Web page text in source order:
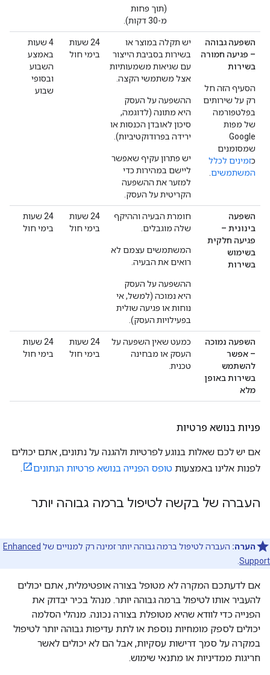
(תוך פחות
מ-30 דקות).
השפעה גבוהה
– פגיעה חמורה
בשירות
הסעיף הזה חל
רק על שירותים
בפלטפורמה
של מפות
Google
שמסומנים
כזמינים לכלל
המשתמשים
יש תקלה במוצר או
בשירות בסביבת הייצור
עם שגיאות משמעותיות
אצל משתמשי הקצה.
ההשפעה על העסק
היא מתונה (לדוגמה,
סיכון לאובדן הכנסות או
ירידה בפרודוקטיביות).
יש פתרון עקיף שאפשר
ליישם במהירות כדי
למזער את ההשפעה
הקריטית על העסק.
‫24 שעות
בימי חול
‫4 שעות
באמצע
השבוע
ובסופי
שבוע
השפעה
בינונית –
פגיעה חלקית
בשימוש
בשירות
חומרת הבעיה וההיקף
שלה מוגבלים.
המשתמשים עצמם לא
רואים את הבעיה.
ההשפעה על העסק
היא נמוכה (למשל, אי
נוחות או פגיעה שולית
בפעילויות העסק).
‫24 שעות
בימי חול
‫24 שעות
בימי חול
השפעה נמוכה
– אפשר
להשתמש
בשירות באופן
מלא
כמעט שאין השפעה על
העסק או מבחינה
טכנית.
‫24 שעות
בימי חול
‫24 שעות
בימי חול
פניות בנושא פרטיות
אם יש לכם שאלות בנוגע לפרטיות ולהגנה על נתונים, אתם יכולים
לפנות אלינו באמצעות טופס הפנייה בנושא פרטיות הנתונים .
העברה של בקשה לטיפול ברמה גבוהה יותר
הערה: העברה לטיפול ברמה גבוהה יותר זמינה רק למנויים של Enhanced
Support
אם לדעתכם המקרה לא מטופל בצורה אופטימלית, אתם יכולים
להעביר אותו לטיפול ברמה גבוהה יותר. מנהל בכיר יבדוק את
הפנייה כדי לוודא שהיא מטופלת בצורה נכונה. מנהלי הסלמה
יכולים לספק מומחיות נוספת או לתת עדיפות גבוהה יותר לטיפול
במקרה על סמך דרישות עסקיות, אבל הם לא יכולים לאשר
חריגות ממדיניות או מתנאי שימוש.